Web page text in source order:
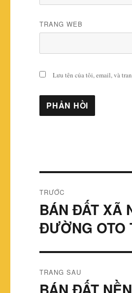
TRANG WEB
Lưu tên của tôi, email, và
hướng
bài
TRƯỚC
Bài
viết
trước:
BÁN ĐẤT XÃ
ĐƯỜNG OTO
TRANG SAU
Bài